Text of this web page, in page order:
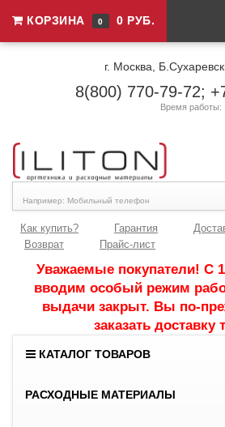
КОРЗИНА 0 0 РУБ.
г. Москва,
8(800) 770-79-72;
Время работы:
Как купить? Гарантия
Возврат
Прайс-лист
Уважаемые покупатели! С
вводим особый режим
выдачи закрыт. Вы по-
заказать доставку
КАТАЛОГ ТОВАРОВ
РАСХОДНЫЕ МАТЕРИАЛЫ